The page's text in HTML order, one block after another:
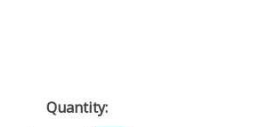
Quantity: